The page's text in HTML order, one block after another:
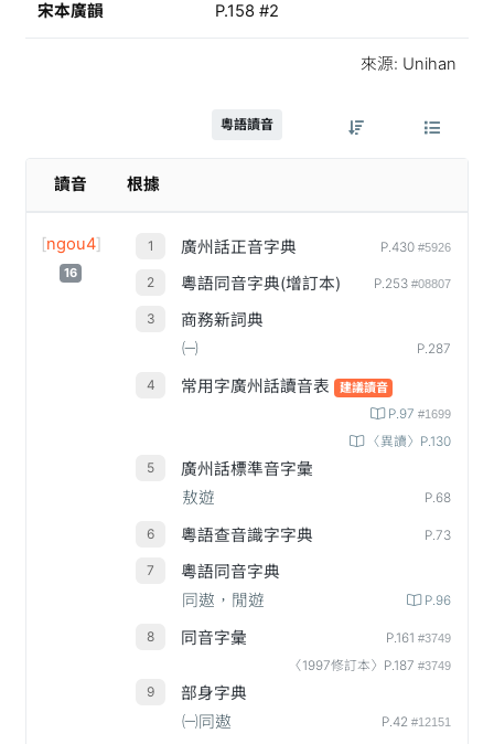
宋本廣韻 P.158 #2
來源: Unihan
粵語讀音
讀音 根據
[ngou4]
16
廣州話正音字典 P.430 #5926
粵語同音字典(增訂本) P.253 #08807
商務新詞典
㈠
P.287
常用字廣州話讀音表 建議讀音
P.97 #1699
〈異讀〉P.130
廣州話標準音字彙
敖遊
P.68
粵語查音識字字典 P.73
粵語同音字典
同遨，閒遊
P.96
同音字彙 P.161 #3749
〈1997修訂本〉P.187 #3749
部身字典
㈠同遨
P.42 #12151